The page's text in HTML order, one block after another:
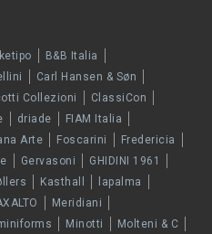
B&B Italia
Carl Hansen & Søn
Collezioni
ClassiCon
driade
FIAM Italia
Arte Foscarini
Fredericia
Gervasoni
GHIDINI 1961
Kasthall
lapalma
Meridiani
Minotti
Molteni & C